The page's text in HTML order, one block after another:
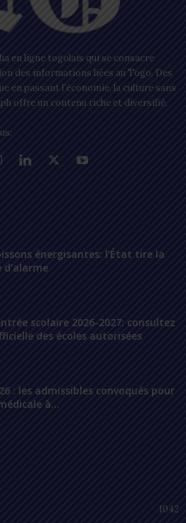
en ligne togolais qui se consacre
des informations liées au Togo. Des
en passant l’économie, la culture sans
offre un contenu riche et diversifié.
énergisantes: l’État tire la
scolaire 2026-2027: consultez
des écoles autorisées
: les admissibles convoqués pour
à...
1042